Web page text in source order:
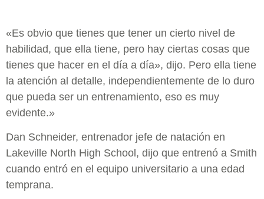
«Es obvio que tienes que tener un cierto nivel de
habilidad, que ella tiene, pero hay ciertas cosas que
tienes que hacer en el día a día», dijo. Pero ella tiene
la atención al detalle, independientemente de lo duro
que pueda ser un entrenamiento, eso es muy
evidente.»
Dan Schneider, entrenador jefe de natación en
Lakeville North High School, dijo que entrenó a Smith
cuando entró en el equipo universitario a una edad
temprana.